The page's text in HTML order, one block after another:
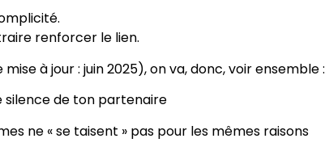
renforcer le lien.
à jour : juin 2025), on va, donc, voir ensemble :
silence de ton partenaire
ne « se taisent » pas pour les mêmes raisons